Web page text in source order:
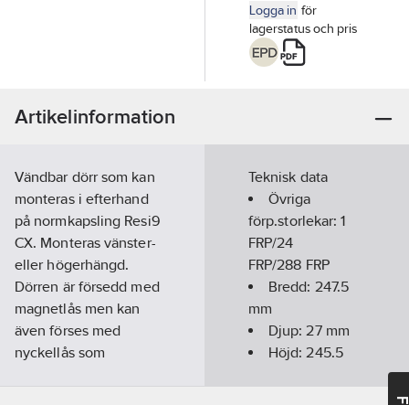
Logga in för
lagerstatus och pris
Artikelinformation
Vändbar dörr som kan
monteras i efterhand
på normkapsling Resi9
CX. Monteras vänster-
eller högerhängd.
Dörren är försedd med
magnetlås men kan
även förses med
nyckellås som
Teknisk data
Övriga
förp.storlekar:1
FRP/24
FRP/288 FRP
Bredd: 247.5
mm
Djup:27mm
Höjd:245.5